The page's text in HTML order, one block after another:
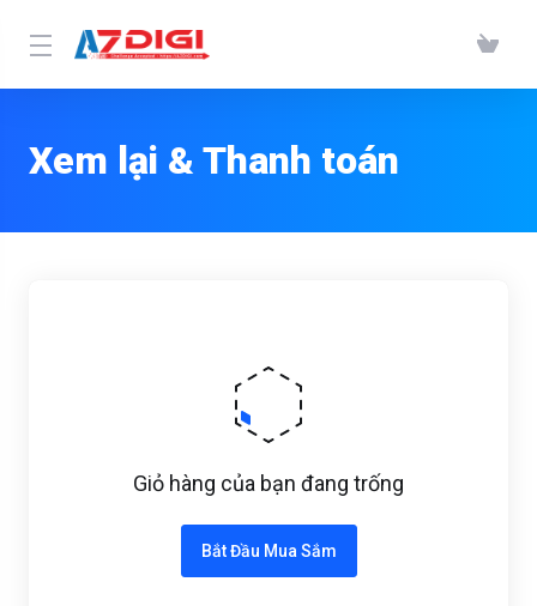
Xem lại & Thanh toán
Giỏ hàng của bạn đang trống
Bắt Đầu Mua Sắm